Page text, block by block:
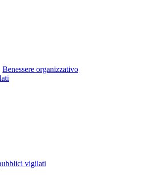
Benessere organizzativo
vigilati